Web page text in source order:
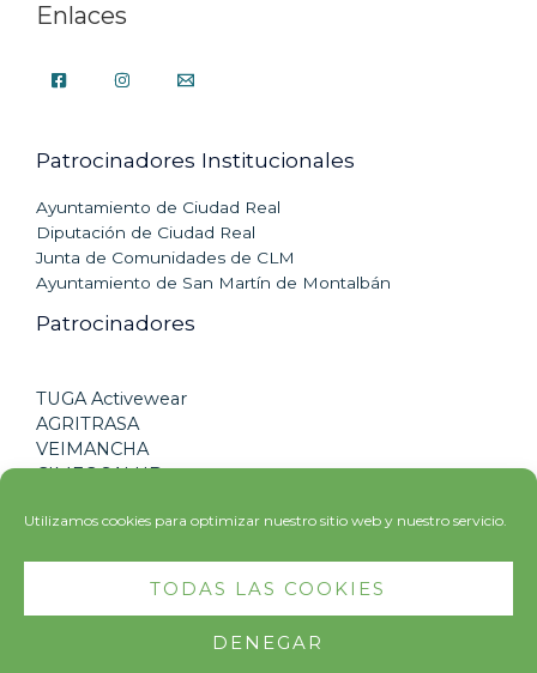
Utilizamos cookies para optimizar nuestro sitio web y nuestro servicio.
TODAS LAS COOKIES
DENEGAR
Enlaces
Patrocinadores Institucionales
Ayuntamiento de Ciudad Real
Diputación de Ciudad Real
Junta de Comunidades de CLM
Ayuntamiento de San Martín de Montalbán
Patrocinadores
TUGA Activewear
AGRITRASA
VEIMANCHA
CIMEC SALUD
CLUB DEPORTIVO SPORTIA
Copyright © 2026 El Privilegio 100 Millas | Creada por